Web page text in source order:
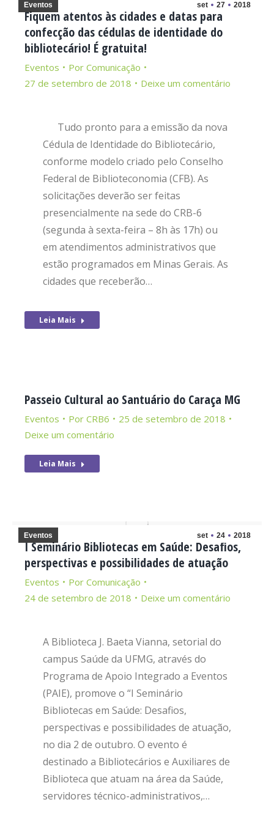
set 27 2018
Eventos
Fiquem atentos às cidades e datas para
confecção das cédulas de identidade do
bibliotecário! É gratuita!
Eventos Por Comunicação
27 de setembro de 2018
Deixe um comentário
Tudo pronto para a emissão da nova
Cédula de Identidade do Bibliotecário,
conforme modelo criado pelo Conselho
Federal de Biblioteconomia (CFB). As
solicitações deverão ser feitas
presencialmente na sede do CRB-6
(segunda à sexta-feira – 8h às 17h) ou
em atendimentos administrativos que
estão programados em Minas Gerais. As
cidades que receberão…
Leia Mais
Passeio Cultural ao Santuário do Caraça MG
Eventos Por CRB6
25 de setembro de 2018
Deixe um comentário
Leia Mais
set 24 2018
Eventos
I Seminário Bibliotecas em Saúde: Desafios,
perspectivas e possibilidades de atuação
Eventos Por Comunicação
24 de setembro de 2018
Deixe um comentário
A Biblioteca J. Baeta Vianna, setorial do
campus Saúde da UFMG, através do
Programa de Apoio Integrado a Eventos
(PAIE), promove o “I Seminário
Bibliotecas em Saúde: Desafios,
perspectivas e possibilidades de atuação,
no dia 2 de outubro. O evento é
destinado a Bibliotecários e Auxiliares de
Biblioteca que atuam na área da Saúde,
servidores técnico-administrativos,…